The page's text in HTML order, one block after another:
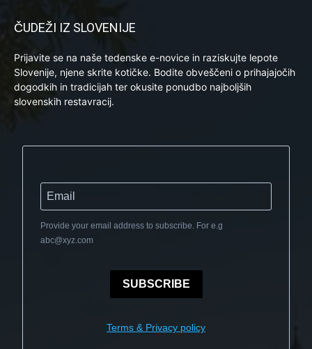
ČUDEŽI IZ SLOVENIJE
Prijavite se na naše tedenske e-novice in raziskujte lepote
Slovenije, njene skrite kotičke. Bodite obveščeni o prihajajočih
dogodkih in tradicijah ter okusite ponudbo najboljših
slovenskih restavracij.
Provide your email address to subscribe. For e.g
abc@xyz.com
SUBSCRIBE
Terms & Privacy policy